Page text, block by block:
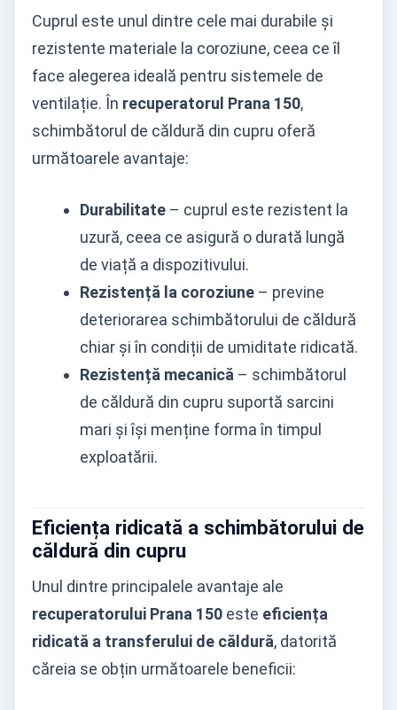
Cuprul este unul dintre cele mai durabile și
rezistente materiale la coroziune, ceea ce îl
face alegerea ideală pentru sistemele de
ventilație. În recuperatorul Prana 150,
schimbătorul de căldură din cupru oferă
următoarele avantaje:
Durabilitate – cuprul este rezistent la
uzură, ceea ce asigură o durată lungă
de viață a dispozitivului.
Rezistență la coroziune – previne
deteriorarea schimbătorului de căldură
chiar și în condiții de umiditate ridicată.
Rezistență mecanică – schimbătorul
de căldură din cupru suportă sarcini
mari și își menține forma în timpul
exploatării.
Eficiența ridicată a schimbătorului de
căldură din cupru
Unul dintre principalele avantaje ale
recuperatorului Prana 150 este eficiența
ridicată a transferului de căldură, datorită
căreia se obțin următoarele beneficii: